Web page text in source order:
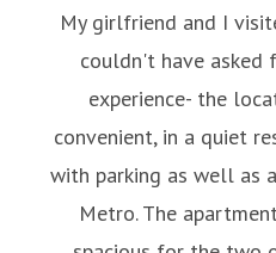
My girlfriend and I
couldn't have asked
experience- the
convenient, in a quiet
with parking as well as
Metro. The